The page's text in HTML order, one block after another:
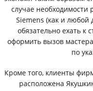
случае
Siemens (как и любой
обязательно ехать
оформить вызов
по
Кроме того, клиенты
расположена